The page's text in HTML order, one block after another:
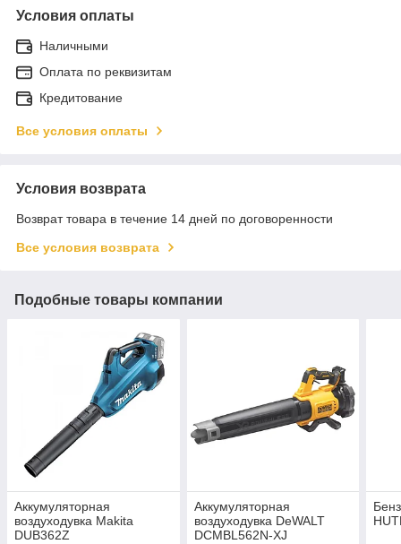
Условия оплаты
Наличными
Оплата по реквизитам
Кредитование
Все условия оплаты
Условия возврата
Возврат товара в течение 14 дней по договоренности
Все условия возврата
Подобные товары компании
Аккумуляторная
воздуходувка Makita
DUB362Z
Аккумуляторная
воздуходувка DeWALT
DCMBL562N-XJ